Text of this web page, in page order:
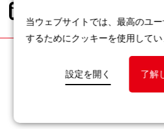
/ 個人情報
Copyright 2021 South Plastic
Reserved
当ウェブサイトでは、最高のユ
するためにクッキーを使用してい
設定を開く 了解